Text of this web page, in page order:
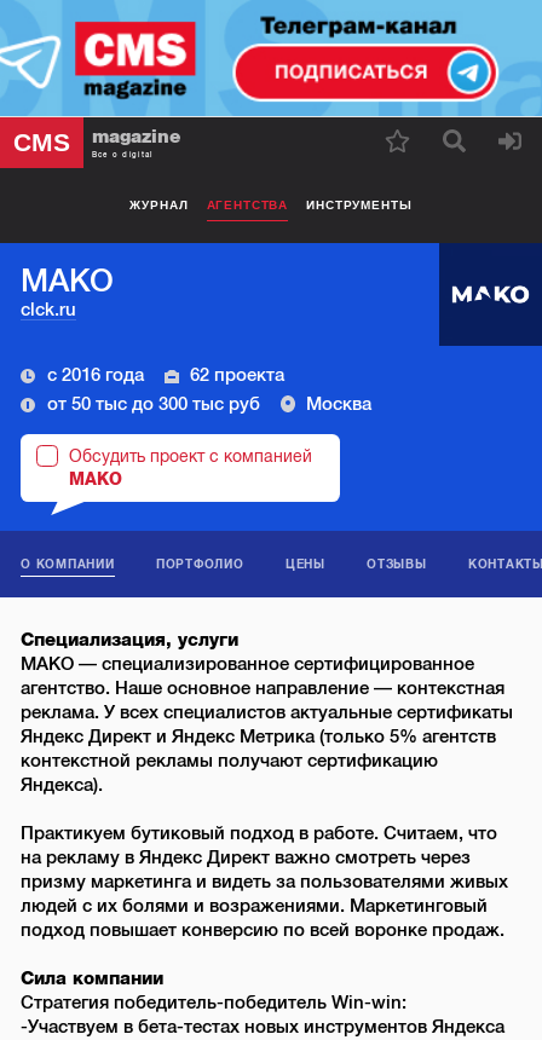
CMS magazine
Все о digital
ЖУРНАЛ АГЕНТСТВА ИНСТРУМЕНТЫ
МАКО
clck.ru
с 2016 года
62 проекта
от 50 тыс до 300 тыс руб
Москва
Обсудить проект с компанией
МАКО
О КОМПАНИИ ПОРТФОЛИО ЦЕНЫ ОТЗЫВЫ
Специализация, услуги
МАКО — специализированное сертифицированное
агентство. Наше основное направление — контекстная
реклама. У всех специалистов актуальные сертификаты
Яндекс Директ и Яндекс Метрика (только 5% агентств
контекстной рекламы получают сертификацию
Яндекса).
Практикуем бутиковый подход в работе. Считаем, что
на рекламу в Яндекс Директ важно смотреть через
призму маркетинга и видеть за пользователями живых
людей с их болями и возражениями. Маркетинговый
подход повышает конверсию по всей воронке продаж.
Сила компании
Стратегия победитель-победитель Win-win:
-Участвуем в бета-тестах новых инструментов Яндекса